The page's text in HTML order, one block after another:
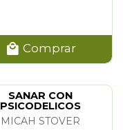
Comprar
SANAR CON
PSICODELICOS
MICAH STOVER